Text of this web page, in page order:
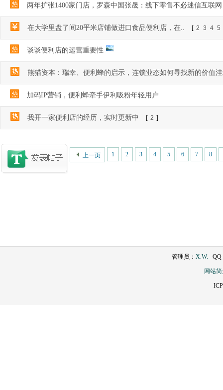
两年扩张1400家门店，罗森中国张晟：线下零售不必迷信互联网
在大学里盘了间20平米店铺做进口食品便利店，在.. [ 2 3 4 5
谈谈便利店的运营重要性
熊猫资本：瑞幸、便利蜂的启示，连锁业态如何寻找新的价值
加码IP营销，便利蜂牵手伊利吸粉年轻用户
我开一家便利店的经历，实时更新中 [ 2 ]
上一页 1 2 3 4 5 6 7 8
管理员： X.W. QQ
网站